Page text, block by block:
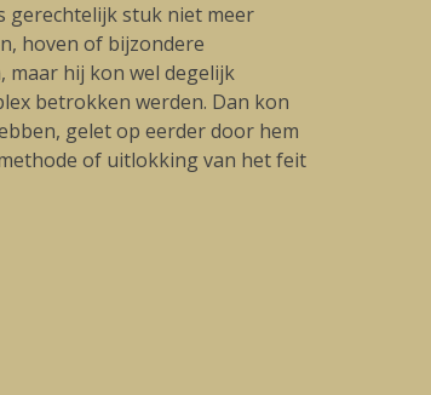
gerechtelijk stuk niet meer
hoven of bijzondere
maar hij kon wel degelijk
betrokken werden. Dan kon
gelet op eerder door hem
of uitlokking van het feit